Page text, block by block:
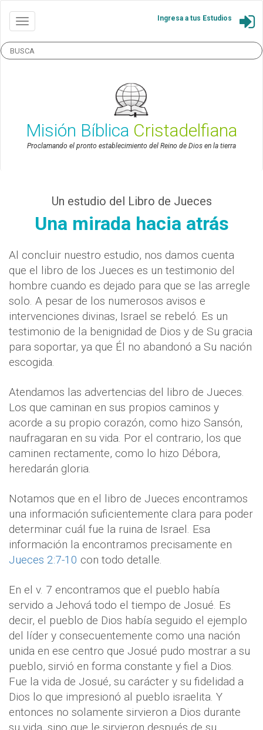
Ingresa a tus Estudios
Misión Bíblica Cristadelfiana
Proclamando el pronto establecimiento del Reino de Dios en la tierra
Un estudio del Libro de Jueces
Una mirada hacia atrás
Al concluir nuestro estudio, nos damos cuenta
que el libro de los Jueces es un testimonio del
hombre cuando es dejado para que se las arregle
solo. A pesar de los numerosos avisos e
intervenciones divinas, Israel se rebeló. Es un
testimonio de la benignidad de Dios y de Su gracia
para soportar, ya que Él no abandonó a Su nación
escogida.
Atendamos las advertencias del libro de Jueces.
Los que caminan en sus propios caminos y
acorde a su propio corazón, como hizo Sansón,
naufragaran en su vida. Por el contrario, los que
caminen rectamente, como lo hizo Débora,
heredarán gloria.
Notamos que en el libro de Jueces encontramos
una información suficientemente clara para poder
determinar cuál fue la ruina de Israel. Esa
información la encontramos precisamente en
Jueces 2:7-10 con todo detalle.
En el v. 7 encontramos que el pueblo había
servido a Jehová todo el tiempo de Josué. Es
decir, el pueblo de Dios había seguido el ejemplo
del líder y consecuentemente como una nación
unida en ese centro que Josué pudo mostrar a su
pueblo, sirvió en forma constante y fiel a Dios.
Fue la vida de Josué, su carácter y su fidelidad a
Dios lo que impresionó al pueblo israelita. Y
entonces no solamente sirvieron a Dios durante